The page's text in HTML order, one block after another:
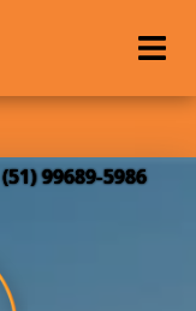
(51) 99689-5986